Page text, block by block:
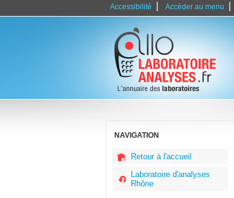
Accessibilité Accéder au menu
NAVIGATION
Retour à l'accueil
Laboratoire d'analyses
Rhône